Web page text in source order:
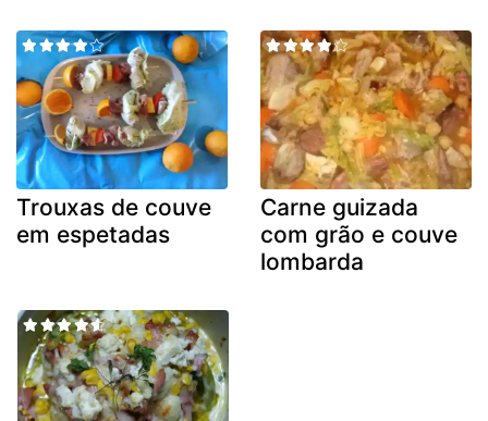
Trouxas de couve
em espetadas
Carne guizada
com grão e couve
lombarda